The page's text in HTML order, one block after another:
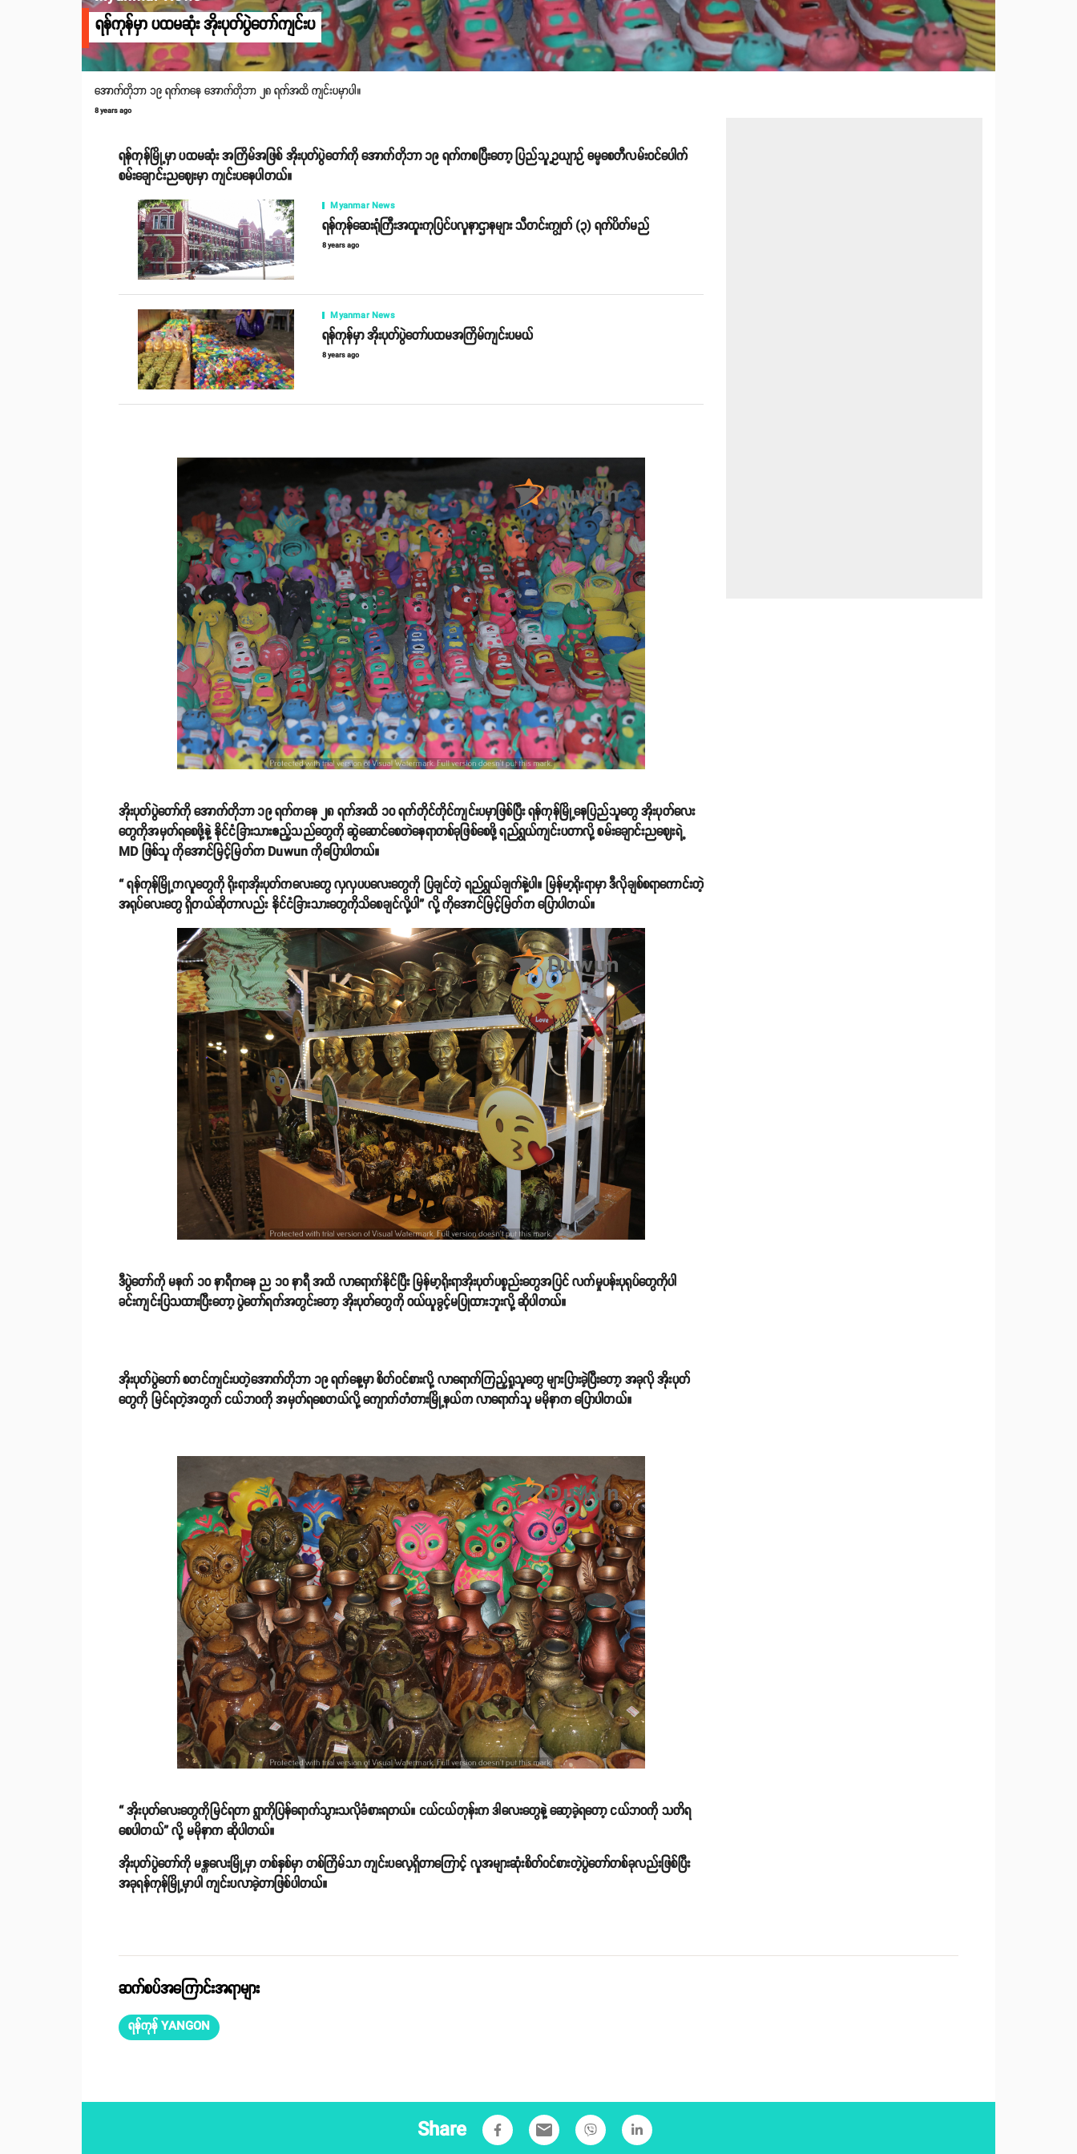
ရန်ကုန်မှာ ပထမဆုံး အိုးပုတ်ပွဲတော်ကျင်းပ
အောက်တိုဘာ ၁၉ ရက်ကနေ အောက်တိုဘာ ၂၈ ရက်အထိ ကျင်းပမှာပါ။
8 years ago
ရန်ကုန်မြို့မှာ ပထမဆုံး အကြိမ်အဖြစ် အိုးပုတ်ပွဲတော်ကို အောက်တိုဘာ ၁၉ ရက်ကစပြီးတော့ ပြည်သူ့ဥယျာဉ် ဓမ္မစေတီလမ်းဝင်ပေါက်
စမ်းချောင်းညဈေးမှာ ကျင်းပနေပါတယ်။
Myanmar News
ရန်ကုန်ဆေးရုံကြီးအထူးကုပြင်ပလူနာဌာနများ သီတင်းကျွတ် (၃) ရက်ပိတ်မည်
8 years ago
Myanmar News
ရန်ကုန်မှာ အိုးပုတ်ပွဲတော်ပထမအကြိမ်ကျင်းပမယ်
8 years ago
အိုးပုတ်ပွဲတော်ကို အောက်တိုဘာ ၁၉ ရက်ကနေ ၂၈ ရက်အထိ ၁၀ ရက်တိုင်တိုင်ကျင်းပမှာဖြစ်ပြီး ရန်ကုန်မြို့နေပြည်သူတွေ အိုးပုတ်လေး
တွေကိုအမှတ်ရစေဖို့နဲ့ နိုင်ငံခြားသားဧည့်သည်တွေကို ဆွဲဆောင်စေတဲနေရာတစ်ခုဖြစ်စေဖို့ ရည်ရွယ်ကျင်းပတာလို့ စမ်းချောင်းညဈေးရဲ့
MD ဖြစ်သူ ကိုအောင်မြင့်မြတ်က Duwun ကိုပြောပါတယ်။
“ ရန်ကုန်မြို့ကလူတွေကို ရိုးရာအိုးပုတ်ကလေးတွေ လှလှပပလေးတွေကို ပြချင်တဲ့ ရည်ရွယ်ချက်နဲ့ပါ။ မြန်မာ့ရိုးရာမှာ ဒီလိုချစ်စရာကောင်းတဲ့
အရုပ်လေးတွေ ရှိတယ်ဆိုတာလည်း နိုင်ငံခြားသားတွေကိုသိစေချင်လို့ပါ” လို့ ကိုအောင်မြင့်မြတ်က ပြောပါတယ်။
ဒီပွဲတော်ကို မနက် ၁၀ နာရီကနေ ည ၁၀ နာရီ အထိ လာရောက်နိုင်ပြီး မြန်မာ့ရိုးရာအိုးပုတ်ပစ္စည်းတွေအပြင် လက်မှုပန်းပုရုပ်တွေကိုပါ
ခင်းကျင်းပြသထားပြီးတော့ ပွဲတော်ရက်အတွင်းတော့ အိုးပုတ်တွေကို ဝယ်ယူခွင့်မပြုထားဘူးလို့ ဆိုပါတယ်။
အိုးပုတ်ပွဲတော် စတင်ကျင်းပတဲ့အောက်တိုဘာ ၁၉ ရက်နေ့မှာ စိတ်ဝင်စားလို့ လာရောက်ကြည့်ရှုသူတွေ များပြားခဲ့ပြီးတော့ အခုလို အိုးပုတ်
တွေကို မြင်ရတဲ့အတွက် ငယ်ဘဝကို အမှတ်ရစေတယ်လို့ ကျောက်တံတားမြို့နယ်က လာရောက်သူ မမိုနာက ပြောပါတယ်။
“ အိုးပုတ်လေးတွေကိုမြင်ရတာ ရွာကိုပြန်ရောက်သွားသလိုခံစားရတယ်။ ငယ်ငယ်တုန်းက ဒါလေးတွေနဲ့ ဆော့ခဲ့ရတော့ ငယ်ဘဝကို သတိရ
စေပါတယ်” လို့ မမိုနာက ဆိုပါတယ်။
အိုးပုတ်ပွဲတော်ကို မန္တလေးမြို့မှာ တစ်နှစ်မှာ တစ်ကြိမ်သာ ကျင်းပလေ့ရှိတာကြောင့် လူအများဆုံးစိတ်ဝင်စားတဲ့ပွဲတော်တစ်ခုလည်းဖြစ်ပြီး
အခုရန်ကုန်မြို့မှာပါ ကျင်းပလာခဲ့တာဖြစ်ပါတယ်။
ဆက်စပ်အကြောင်းအရာများ
ရန်ကုန် YANGON
Share email